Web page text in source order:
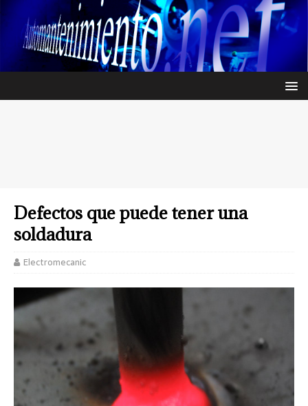
Defectos que puede tener una
soldadura
Electromecanic